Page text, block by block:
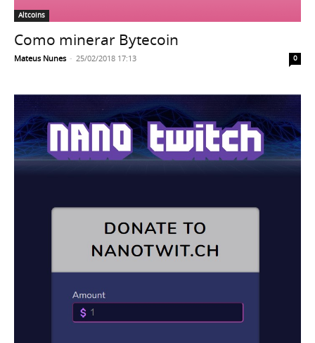
Altcoins
Como minerar Bytecoin
Mateus Nunes - 25/02/2018 17:13 0